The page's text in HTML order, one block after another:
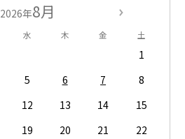
2026年8月
水 木 金 土
1
5 6 7
8
12 13 14
15
19 20 21
22